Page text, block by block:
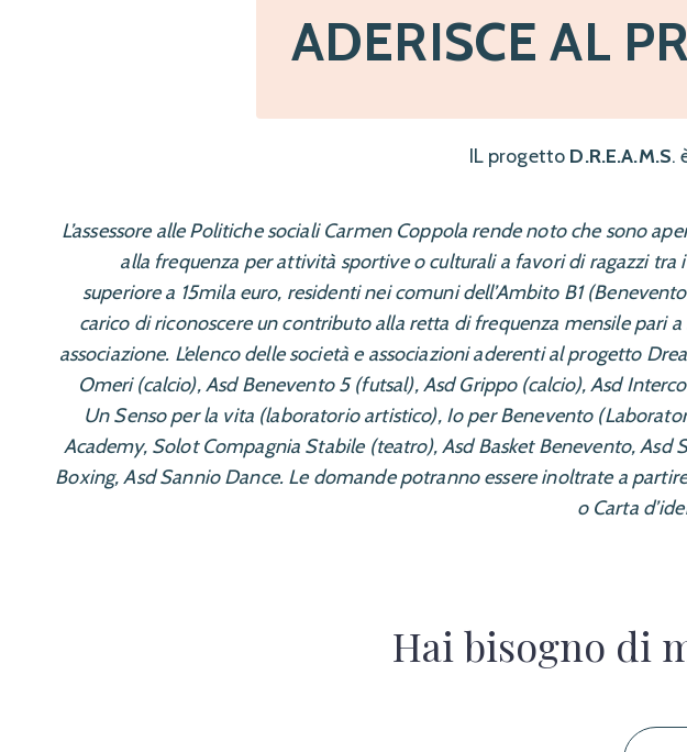
ADERISCE AL
IL progetto D.R.E.A.M.S.
L’assessore alle Politiche sociali Carmen Coppola rende noto che sono
alla frequenza per attività sportive o culturali a favori di ragazzi
superiore a 15mila euro, residenti nei comuni dell’Ambito B1
carico di riconoscere un contributo alla retta di frequenza mensile pari
associazione. L’elenco delle società e associazioni aderenti al progetto
Omeri (calcio), Asd Benevento 5 (futsal), Asd Grippo (calcio), Asd
Un Senso per la vita (laboratorio artistico), Io per Benevento
Academy, Solot Compagnia Stabile (teatro), Asd Basket Benevento, Asd
Boxing, Asd Sannio Dance. Le domande potranno essere inoltrate a
o Carta
Hai bisogno di